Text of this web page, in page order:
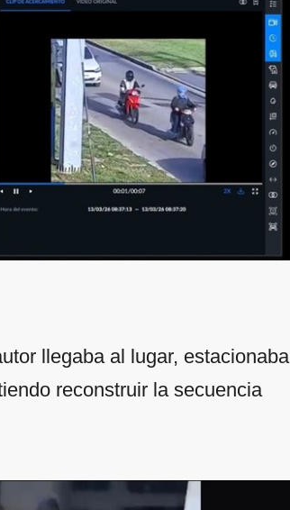
llegaba al lugar, estacionaba
reconstruir la secuencia